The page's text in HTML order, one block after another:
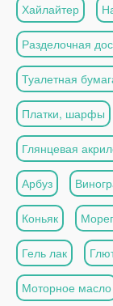
Хайлайтер
Разделочная
Туалетная
Платки, шарфы
Глянцевая
Арбуз
Коньяк
Гель лак
Моторное масло